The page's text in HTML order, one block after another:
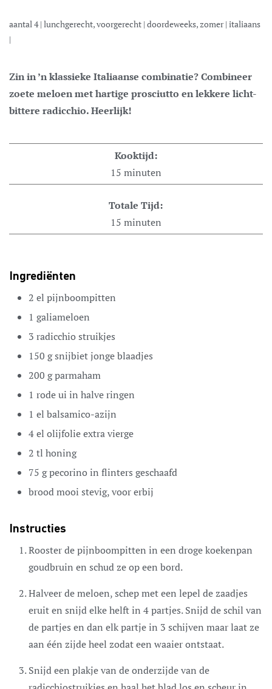
aantal 4| lunchgerecht, voorgerecht | doordeweeks, zomer| italiaans
|
Zin in ’n klassieke Italiaanse combinatie? Combineer
zoete meloen met hartige prosciutto en lekkere licht-
bittere radicchio. Heerlijk!
Kooktijd:
15 minuten
Totale Tijd:
15 minuten
Ingrediënten
2 el pijnboompitten
1 galiameloen
3 radicchiostruikjes
150 gsnijbietjonge blaadjes
200 gparmaham
1 rode ui in halve ringen
1 el balsamico-azijn
4el olijfolieextra vierge
2 tl honing
75 gpecorinoin flinters geschaafd
broodmooi stevig, voor erbij
Instructies
Rooster de pijnboompitten in een droge koekenpan
goudbruin en schud ze op een bord.
Halveer de meloen, schep met een lepel de zaadjes
eruit en snijd elke helft in 4 partjes. Snijd de schil van
de partjes en dan elk partje in 3 schijven maar laat ze
aan één zijde heel zodat een waaier ontstaat.
Snijd een plakje van de onderzijde van de